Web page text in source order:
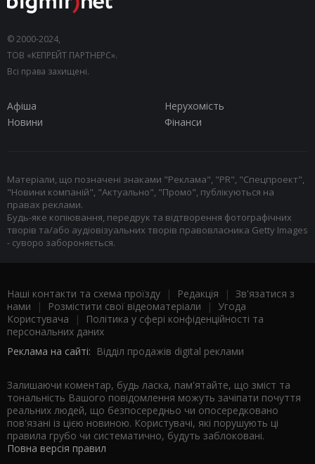
© 2000-2024,
ТОВ «КЕПРЕЙТ ПАРТНЕРС».
Всі права захищені.
Афіша
Нерухомість
Новини
Фінанси
Матеріали, що позначені знаками "Реклама", "PR", "Спецпроект",
"Новини компаній", "Актуально", "Промо", публікуються на
правах реклами.
Будь-яке копіювання, передрук та відтворення фотографічних
творів та/або аудіовізуальних творів правовласника Getty Images
- суворо забороняється.
Наші контакти та схема проїзду | Редакція | Зв'язатися з
нами | Розмістити свої відеоматеріали | Угода
Користувача |
Політика у сфері конфіденційності та
персональних даних
Реклама на сайті: Відділ продажів digital реклами
Залишаючи коментар, будь ласка, пам'ятайте, що зміст та
тональність Вашого повідомлення можуть зачіпати почуття
реальних людей, що безпосередньо чи опосередковано
пов'язані із цією новиною. Користувачі, які порушують ці
правила грубо чи систематично, будуть заблоковані.
Повна версія правил